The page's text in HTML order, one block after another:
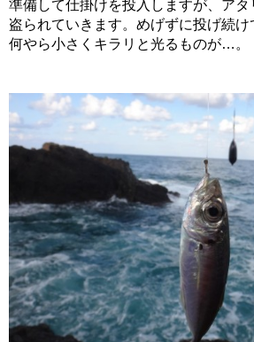
準備して仕掛けを投入しますが、ア
盗られていきます。めげずに投げ続
何やら小さくキラリと光るものが…。